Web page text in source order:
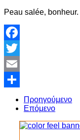
Peau salée, bonheur.
Facebook
Twitter
Email
Share
Προηγούμενο
Επόμενο